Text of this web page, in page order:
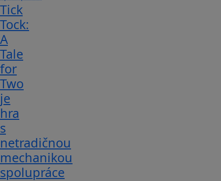
Tick
Tock:
A
Tale
for
Tw‪o
je
hra
s
netradičnou
mechanikou
spolupráce